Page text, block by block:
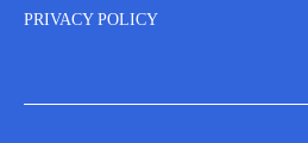
PRIVACY POLICY